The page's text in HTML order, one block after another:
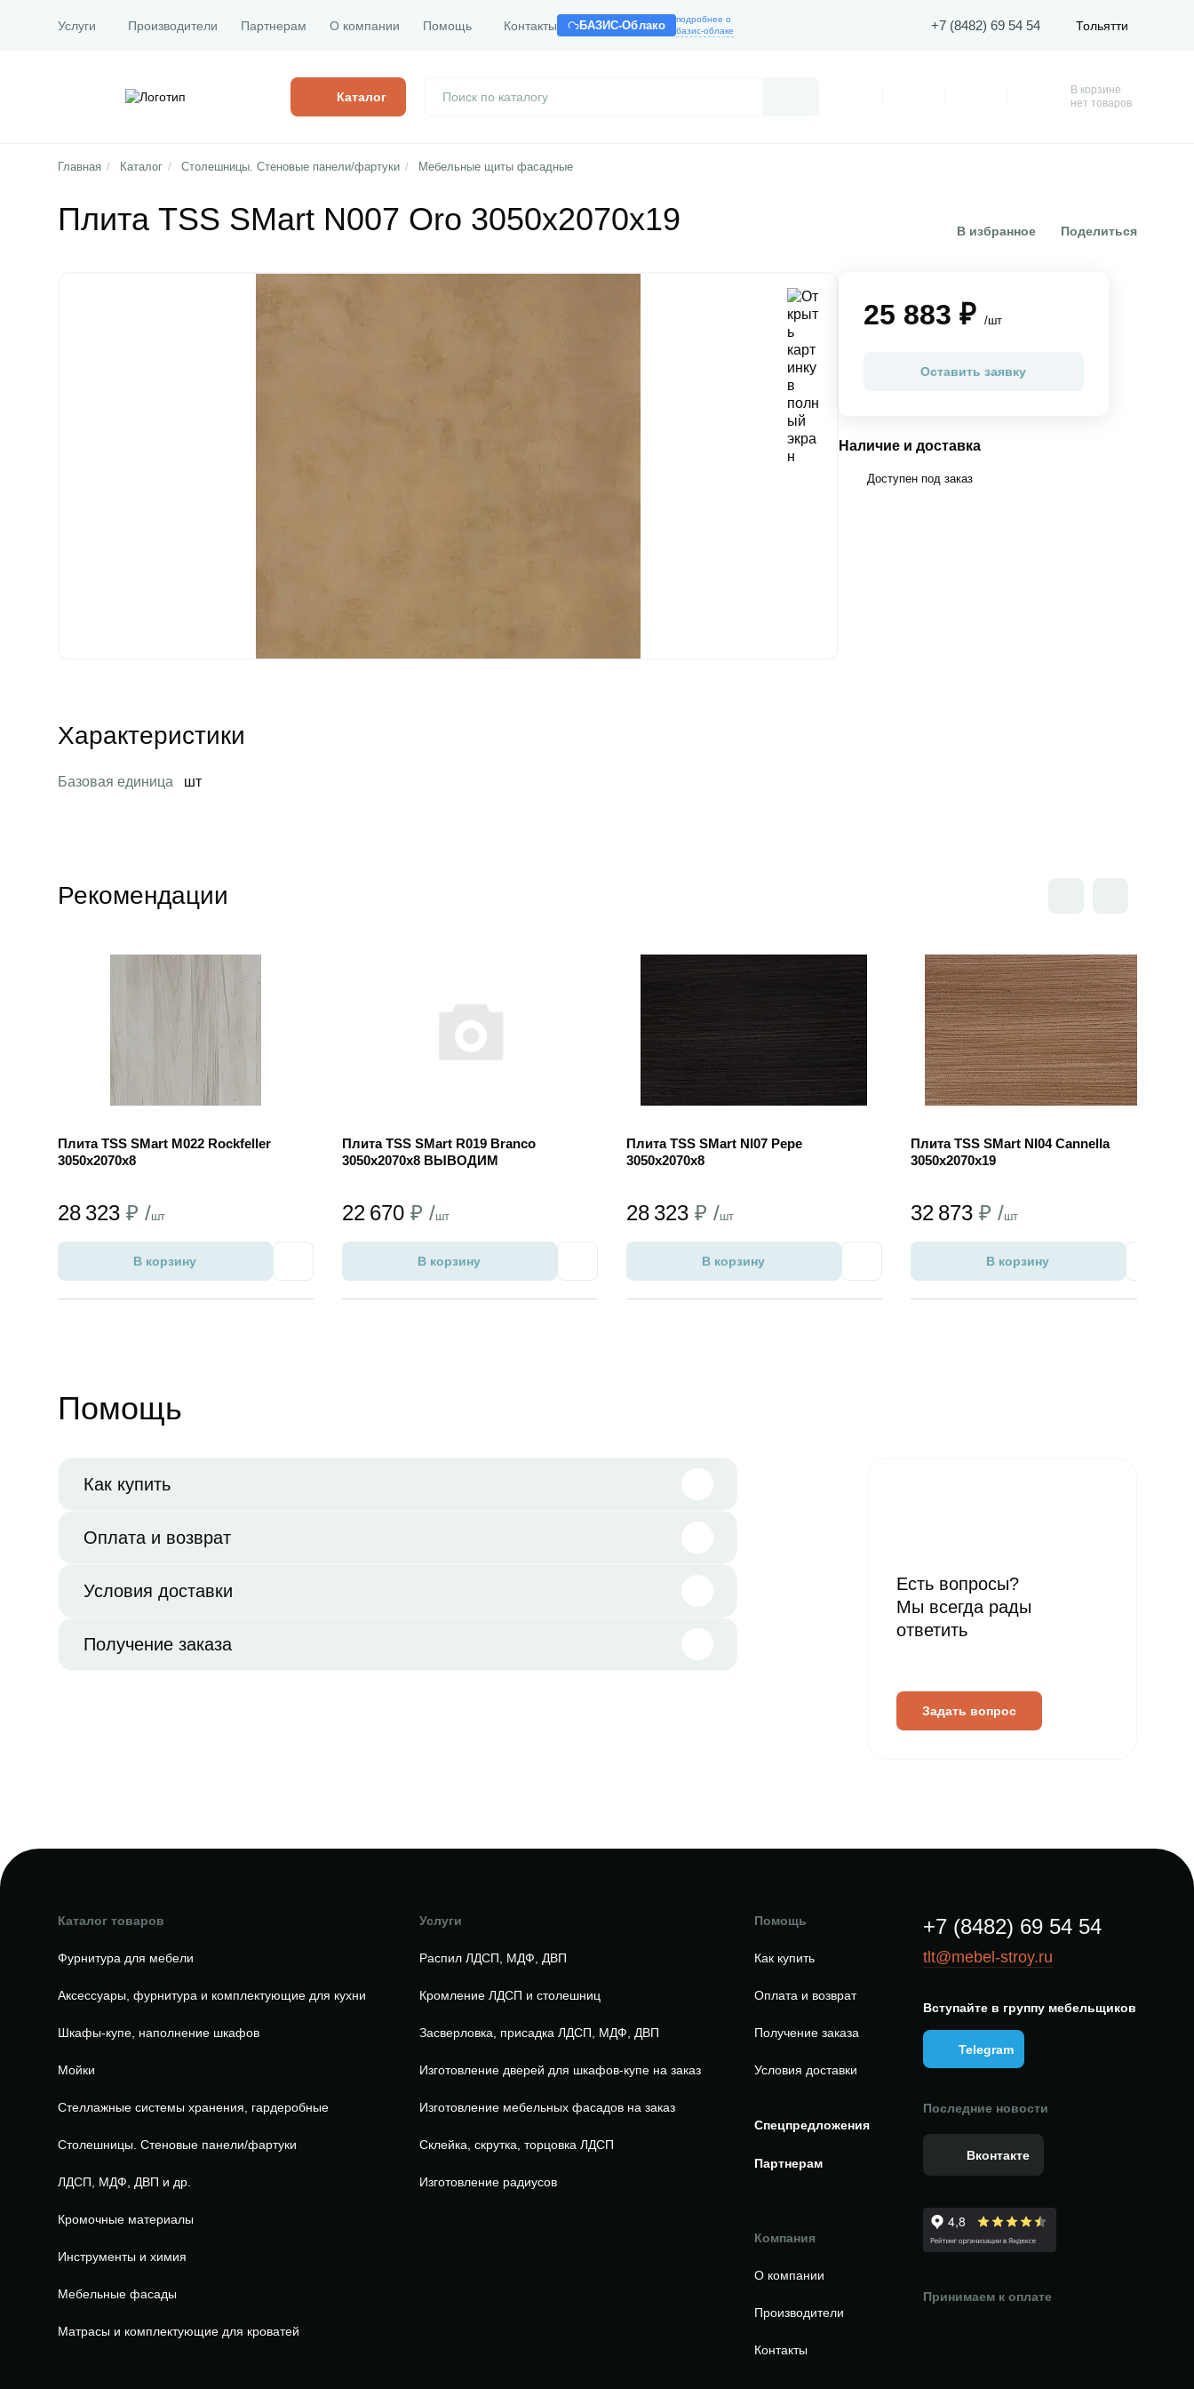
Услуги Производители Партнерам О компании Помощь Контакты БАЗИС-Облако
подробнее о
базис-облаке
+7 (8482) 69 54 54 Тольятти
Каталог Корзина
В корзине
нет товаров
Главная / Каталог / Столешницы. Стеновые панели/фартуки / Мебельные щиты фасадные
Плита TSS SMart N007 Oro 3050x2070x19 В избранное Поделиться
25 883 ₽ /шт
Оставить заявку
Наличие и доставка
Доступен под заказ
Характеристики
Базовая единица шт
Рекомендации
Плита TSS SMart M022 Rockfeller
3050x2070x8
28 323 ₽ /шт
В корзину
Плита TSS SMart R019 Branco
3050x2070x8 ВЫВОДИМ
22 670 ₽ /шт
В корзину
Плита TSS SMart NI07 Pepe
3050x2070x8
28 323 ₽ /шт
В корзину
Плита TSS SMart NI04 Cannella
3050x2070x19
32 873 ₽ /шт
В корзину
Помощь
Как купить
Оплата и возврат
Условия доставки
Получение заказа
Есть вопросы?
Мы всегда рады
ответить
Задать вопрос
Каталог товаров
Фурнитура для мебели
Аксессуары, фурнитура и комплектующие для кухни
Шкафы-купе, наполнение шкафов
Мойки
Стеллажные системы хранения, гардеробные
Столешницы. Стеновые панели/фартуки
ЛДСП, МДФ, ДВП и др.
Кромочные материалы
Инструменты и химия
Мебельные фасады
Матрасы и комплектующие для кроватей
Услуги
Распил ЛДСП, МДФ, ДВП
Кромление ЛДСП и столешниц
Засверловка, присадка ЛДСП, МДФ, ДВП
Изготовление дверей для шкафов-купе на заказ
Изготовление мебельных фасадов на заказ
Склейка, скрутка, торцовка ЛДСП
Изготовление радиусов
Помощь
Как купить
Оплата и возврат
Получение заказа
Условия доставки
Спецпредложения
Партнерам
Компания
О компании
Производители
Контакты
+7 (8482) 69 54 54
tlt@mebel-stroy.ru
Вступайте в группу мебельщиков
Telegram
Последние новости
Вконтакте
Принимаем к оплате